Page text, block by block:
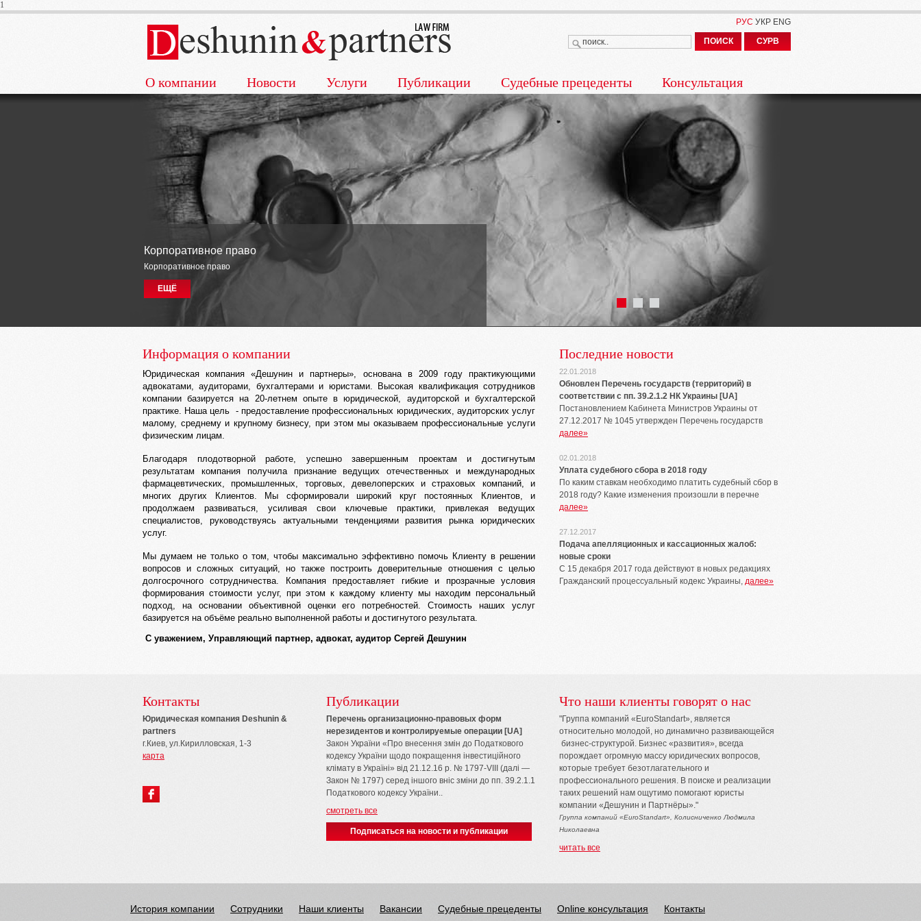
1
РУС УКР ENG
ПОИСК
СУРВ
О компании Новости Услуги Публикации Судебные прецеденты Консультация
Корпоративное право
Корпоративное право
ЕЩЁ
Информация о компании
Юридическая компания «Дешунин и партнеры», основана в 2009 году практикующими
адвокатами, аудиторами, бухгалтерами и юристами. Высокая квалификация сотрудников
компании базируется на 20-летнем опыте в юридической, аудиторской и бухгалтерской
практике. Наша цель - предоставление профессиональных юридических, аудиторских услуг
малому, среднему и крупному бизнесу, при этом мы оказываем профессиональные услуги
физическим лицам.
Благодаря плодотворной работе, успешно завершенным проектам и достигнутым
результатам компания получила признание ведущих отечественных и международных
фармацевтических, промышленных, торговых, девелоперских и страховых компаний, и
многих других Клиентов. Мы сформировали широкий круг постоянных Клиентов, и
продолжаем развиваться, усиливая свои ключевые практики, привлекая ведущих
специалистов, руководствуясь актуальными тенденциями развития рынка юридических
услуг.
Мы думаем не только о том, чтобы максимально эффективно помочь Клиенту в решении
вопросов и сложных ситуаций, но также построить доверительные отношения с целью
долгосрочного сотрудничества. Компания предоставляет гибкие и прозрачные условия
формирования стоимости услуг, при этом к каждому клиенту мы находим персональный
подход, на основании объективной оценки его потребностей. Стоимость наших услуг
базируется на объёме реально выполненной работы и достигнутого результата.
С уважением, Управляющий партнер, адвокат, аудитор Сергей Дешунин
Последние новости
22.01.2018
Обновлен Перечень государств (территорий) в
соответствии с пп. 39.2.1.2 НК Украины [UA]
Постановлением Кабинета Министров Украины от
27.12.2017 № 1045 утвержден Перечень государств
далее»
02.01.2018
Уплата судебного сбора в 2018 году
По каким ставкам необходимо платить судебный сбор в
2018 году? Какие изменения произошли в перечне
далее»
27.12.2017
Подача апелляционных и кассационных жалоб:
новые сроки
С 15 декабря 2017 года действуют в новых редакциях
Гражданский процессуальный кодекс Украины, далее»
Контакты
Юридическая компания Deshunin &
partners
г.Киев, ул.Кирилловская, 1-3
карта
Публикации
Перечень организационно-правовых форм
нерезидентов и контролируемые операции [UA]
Закон України «Про внесення змін до Податкового
кодексу України щодо покращення інвестиційного
клімату в Україні» від 21.12.16 р. № 1797-VIII (далі —
Закон № 1797) серед іншого вніс зміни до пп. 39.2.1.1
Податкового кодексу України..
смотреть все
Подписаться на новости и публикации
Что наши клиенты говорят о нас
"Группа компаний «EuroStandart», является
относительно молодой, но динамично развивающейся
бизнес-структурой. Бизнес «развития», всегда
порождает огромную массу юридических вопросов,
которые требует безотлагательного и
профессионального решения. В поиске и реализации
таких решений нам ощутимо помогают юристы
компании «Дешунин и Партнёры»."
Группа компаний «EuroStandart», Колисниченко Людмила
Николаевна
читать все
История компании Сотрудники Наши клиенты Вакансии Судебные прецеденты Online консультация Контакты